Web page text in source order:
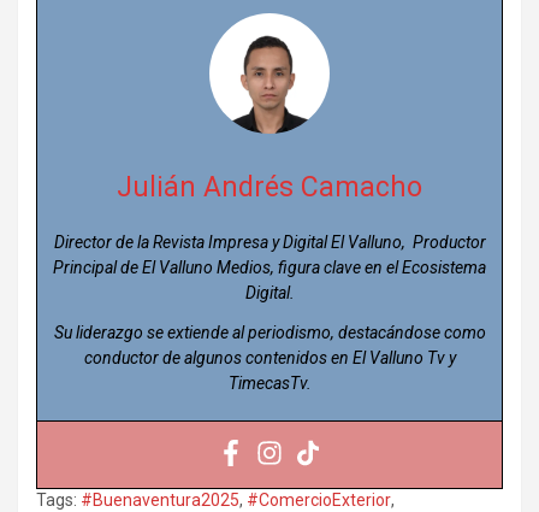
Julián Andrés Camacho
Director de la Revista Impresa y Digital El Valluno, Productor
Principal de El Valluno Medios, figura clave en el Ecosistema
Digital.
Su liderazgo se extiende al periodismo, destacándose como
conductor de algunos contenidos en El Valluno Tv y
TimecasTv.
Tags: #Buenaventura2025, #ComercioExterior,